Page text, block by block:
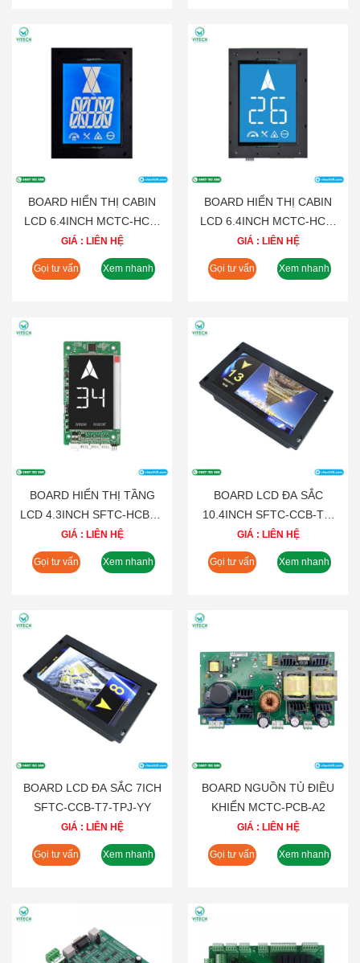
BOARD HIỂN THỊ CABIN
LCD 6.4INCH MCTC-HCB-
U671
GIÁ : LIÊN HỆ
Gọi tư vấn Xem nhanh
BOARD HIỂN THỊ CABIN
LCD 6.4INCH MCTC-HCB-
V1
GIÁ : LIÊN HỆ
Gọi tư vấn Xem nhanh
BOARD HIỂN THỊ TẦNG
LCD 4.3INCH SFTC-HCB-L-
BO
GIÁ : LIÊN HỆ
Gọi tư vấn Xem nhanh
BOARD LCD ĐA SẮC
10.4INCH SFTC-CCB-T7-
TPJ-YY’
GIÁ : LIÊN HỆ
Gọi tư vấn Xem nhanh
BOARD LCD ĐA SẮC 7ICH
SFTC-CCB-T7-TPJ-YY
GIÁ : LIÊN HỆ
Gọi tư vấn Xem nhanh
BOARD NGUỒN TỦ ĐIỀU
KHIỂN MCTC-PCB-A2
GIÁ : LIÊN HỆ
Gọi tư vấn Xem nhanh